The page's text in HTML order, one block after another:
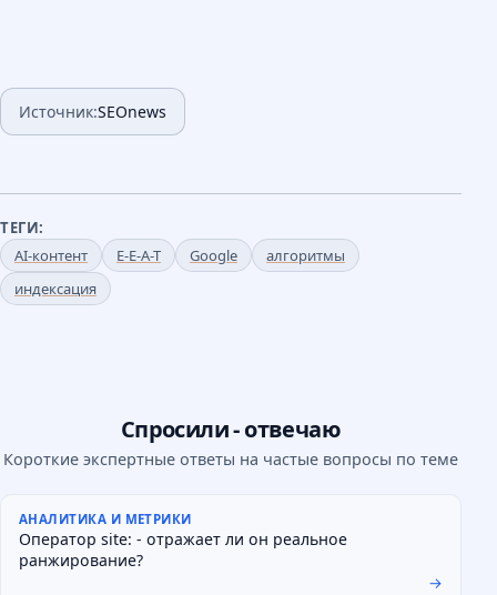
Источник:SEOnews
ТЕГИ:
AI-контент
E-E-A-T Google
алгоритмы
индексация
Спросили - отвечаю
Короткие экспертные ответы на частые вопросы по теме
АНАЛИТИКА И МЕТРИКИ
Оператор site: - отражает ли он реальное
ранжирование?
→